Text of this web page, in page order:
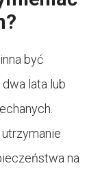
być
lata lub
na